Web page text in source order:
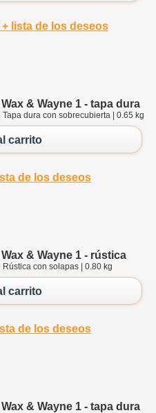
+ lista de los deseos
& Wayne 1 - tapa dura
dura con sobrecubierta | 0.65 kg
carrito
de los deseos
& Wayne 1 - rústica
con solapas | 0.80 kg
carrito
de los deseos
& Wayne 1 - tapa dura